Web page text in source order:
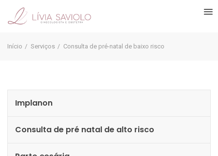
Início Serviços Consulta de pré-natal de baixo risco
Implanon
Consulta de pré natal de alto risco